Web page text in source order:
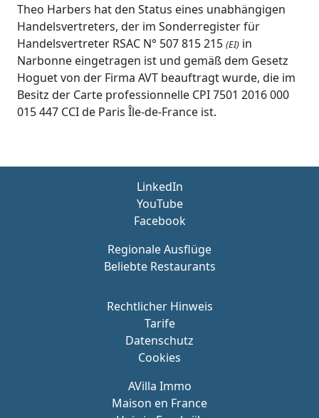
Theo Harbers hat den Status eines unabhängigen
Handelsvertreters, der im Sonderregister für
Handelsvertreter RSAC N° 507 815 215 (EI) in
Narbonne eingetragen ist und gemäß dem Gesetz
Hoguet von der Firma AVT beauftragt wurde, die im
Besitz der Carte professionnelle CPI 7501 2016 000
015 447 CCI de Paris Île-de-France ist.
Rechtlicher Hinweis
Tarife
Datenschutz
Cookies
AVilla Immo
Maison en France
LinkedIn
YouTube
Facebook
Regionale Ausflüge
Beliebte Restaurants